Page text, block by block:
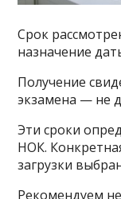
Срок
назначение
Получение
экзамена — не
Эти сроки
НОК.
загрузки
Рекомендуем